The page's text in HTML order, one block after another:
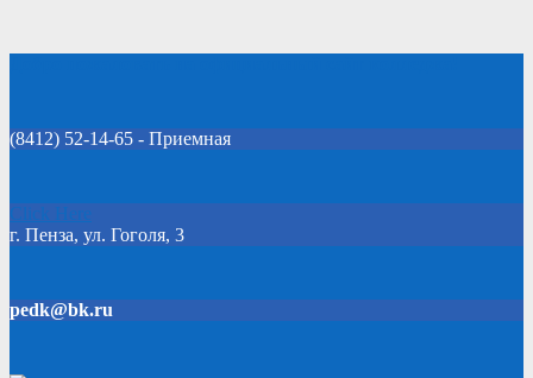
(8412) 52-14-65 - Приемная
Click Here
г. Пенза, ул. Гоголя, 3
pedk@bk.ru